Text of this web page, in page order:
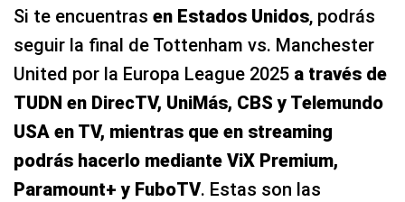
Si te encuentras en Estados Unidos, podrás
seguir la final de Tottenham vs. Manchester
United por la Europa League 2025 a través de
TUDN en DirecTV, UniMás, CBS y Telemundo
USA en TV, mientras que en streaming
podrás hacerlo mediante ViX Premium,
Paramount+ y FuboTV. Estas son las